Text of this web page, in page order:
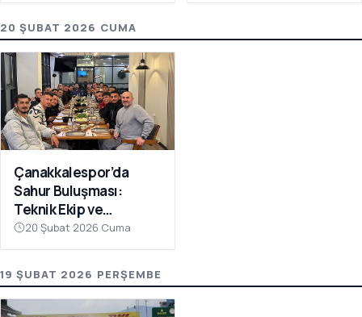
20 ŞUBAT 2026 CUMA
Çanakkalespor’da
Sahur Buluşması:
Teknik Ekip ve
Futbolcular Aynı
Sofrada
20 Şubat 2026 Cuma
19 ŞUBAT 2026 PERŞEMBE